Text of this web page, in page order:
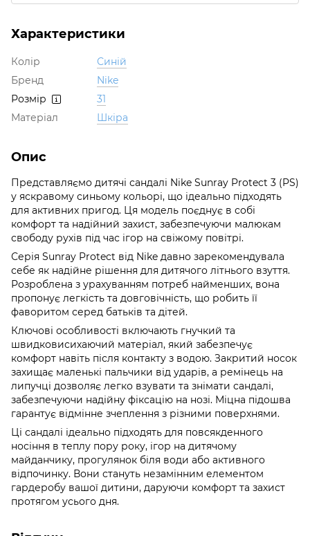
Характеристики
Колір
Синій
Бренд
Nike
Розмір
31
Матеріал
Шкіра
Опис
Представляємо дитячі сандалі Nike Sunray Protect 3 (PS)
у яскравому синьому кольорі, що ідеально підходять
для активних пригод. Ця модель поєднує в собі
комфорт та надійний захист, забезпечуючи малюкам
свободу рухів під час ігор на свіжому повітрі.
Серія Sunray Protect від Nike давно зарекомендувала
себе як надійне рішення для дитячого літнього взуття.
Розроблена з урахуванням потреб найменших, вона
пропонує легкість та довговічність, що робить її
фаворитом серед батьків та дітей.
Ключові особливості включають гнучкий та
швидковисихаючий матеріал, який забезпечує
комфорт навіть після контакту з водою. Закритий носок
захищає маленькі пальчики від ударів, а ремінець на
липучці дозволяє легко взувати та знімати сандалі,
забезпечуючи надійну фіксацію на нозі. Міцна підошва
гарантує відмінне зчеплення з різними поверхнями.
Ці сандалі ідеально підходять для повсякденного
носіння в теплу пору року, ігор на дитячому
майданчику, прогулянок біля води або активного
відпочинку. Вони стануть незамінним елементом
гардеробу вашої дитини, даруючи комфорт та захист
протягом усього дня.